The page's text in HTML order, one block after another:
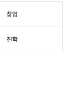
창업
진학